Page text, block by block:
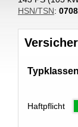
HSN/TSN:
Haftpflicht